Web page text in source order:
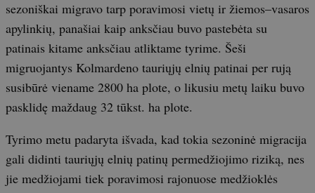
sezoniškai migravo tarp poravimosi vietų ir žiemos–vasaros
apylinkių, panašiai kaip anksčiau buvo pastebėta su
patinais kitame anksčiau atliktame tyrime. Šeši
migruojantys Kolmardeno tauriųjų elnių patinai per rują
susibūrė viename 2800 ha plote, o likusiu metų laiku buvo
pasklidę maždaug 32 tūkst. ha plote.
Tyrimo metu padaryta išvada, kad tokia sezoninė migracija
gali didinti tauriųjų elnių patinų permedžiojimo riziką, nes
jie medžiojami tiek poravimosi rajonuose medžioklės